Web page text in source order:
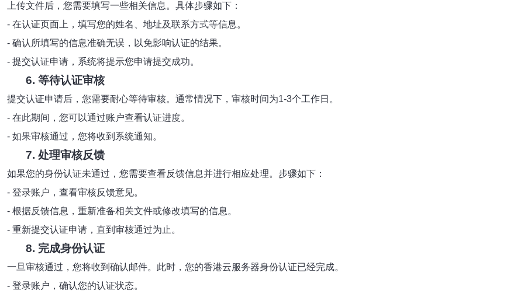
上传文件后，您需要填写一些相关信息。具体步骤如下：
- 在认证页面上，填写您的姓名、地址及联系方式等信息。
- 确认所填写的信息准确无误，以免影响认证的结果。
- 提交认证申请，系统将提示您申请提交成功。
6. 等待认证审核
提交认证申请后，您需要耐心等待审核。通常情况下，审核时间为1-3个工作日。
- 在此期间，您可以通过账户查看认证进度。
- 如果审核通过，您将收到系统通知。
7. 处理审核反馈
如果您的身份认证未通过，您需要查看反馈信息并进行相应处理。步骤如下：
- 登录账户，查看审核反馈意见。
- 根据反馈信息，重新准备相关文件或修改填写的信息。
- 重新提交认证申请，直到审核通过为止。
8. 完成身份认证
一旦审核通过，您将收到确认邮件。此时，您的香港云服务器身份认证已经完成。
- 登录账户，确认您的认证状态。